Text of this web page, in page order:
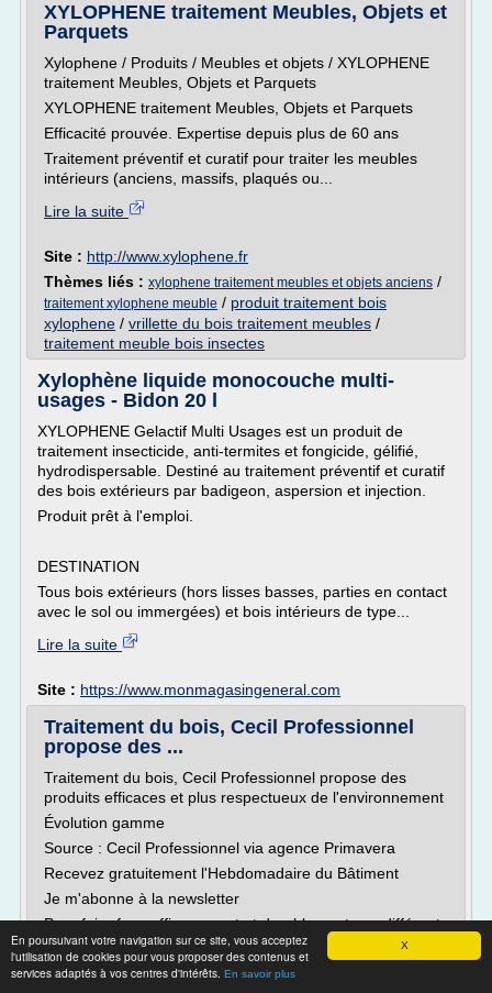
X
En poursuivant votre navigation sur ce site, vous acceptez
l'utilisation de cookies pour vous proposer des contenus et
services adaptés à vos centres d'intérêts. En savoir plus
XYLOPHENE traitement Meubles, Objets et
Parquets
Xylophene / Produits / Meubles et objets / XYLOPHENE
traitement Meubles, Objets et Parquets
XYLOPHENE traitement Meubles, Objets et Parquets
Efficacité prouvée. Expertise depuis plus de 60 ans
Traitement préventif et curatif pour traiter les meubles
intérieurs (anciens, massifs, plaqués ou...
Lire la suite
Site : http://www.xylophene.fr
Thèmes liés : xylophene traitement meubles et objets anciens /
traitement xylophene meuble / produit traitement bois
xylophene / vrillette du bois traitement meubles /
traitement meuble bois insectes
Xylophène liquide monocouche multi-
usages - Bidon 20 l
XYLOPHENE Gelactif Multi Usages est un produit de
traitement insecticide, anti-termites et fongicide, gélifié,
hydrodispersable. Destiné au traitement préventif et curatif
des bois extérieurs par badigeon, aspersion et injection.
Produit prêt à l'emploi.
DESTINATION
Tous bois extérieurs (hors lisses basses, parties en contact
avec le sol ou immergées) et bois intérieurs de type...
Lire la suite
Site : https://www.monmagasingeneral.com
Traitement du bois, Cecil Professionnel
propose des ...
Traitement du bois, Cecil Professionnel propose des
produits efficaces et plus respectueux de l'environnement
Évolution gamme
Source : Cecil Professionnel via agence Primavera
Recevez gratuitement l'Hebdomadaire du Bâtiment
Je m'abonne à la newsletter
Pour faire face efficacement et durablement aux différents
ennemis du bois, tout en respectant le nouveau
réglement Biocide (528/2012), CECIL...